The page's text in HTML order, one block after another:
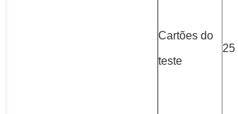
Cartões do
teste
25